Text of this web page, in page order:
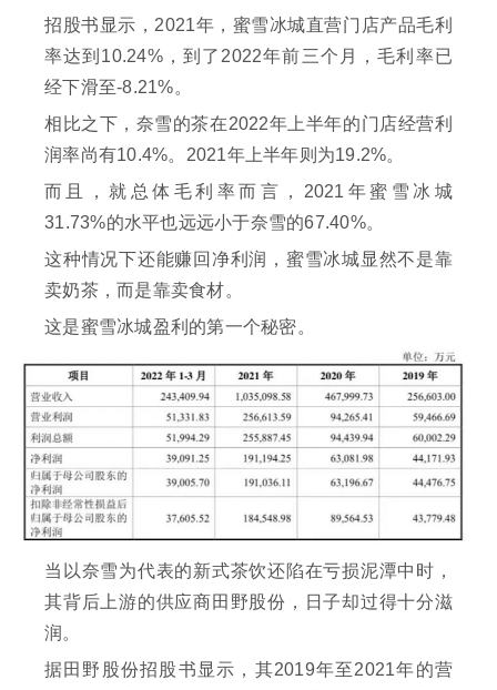
招股书显示，2021年，蜜雪冰城直营门店产品毛利
率达到10.24%，到了2022年前三个月，毛利率已
经下滑至-8.21%。
相比之下，奈雪的茶在2022年上半年的门店经营利
润率尚有10.4%。2021年上半年则为19.2%。
而且，就总体毛利率而言，2021年蜜雪冰城
31.73%的水平也远远小于奈雪的67.40%。
这种情况下还能赚回净利润，蜜雪冰城显然不是靠
卖奶茶，而是靠卖食材。
这是蜜雪冰城盈利的第一个秘密。
当以奈雪为代表的新式茶饮还陷在亏损泥潭中时，
其背后上游的供应商田野股份，日子却过得十分滋
润。
据田野股份招股书显示，其2019年至2021年的营